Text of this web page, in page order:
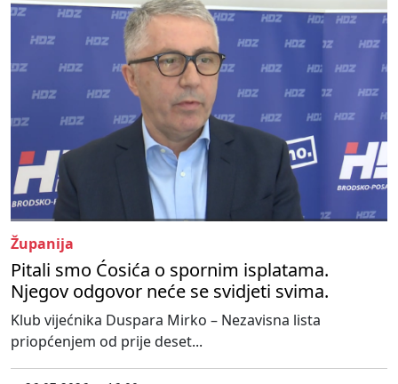
Županija
Pitali smo Ćosića o spornim isplatama.
Njegov odgovor neće se svidjeti svima.
Klub vijećnika Duspara Mirko – Nezavisna lista
priopćenjem od prije deset...